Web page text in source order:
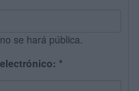
se hará pública.
*